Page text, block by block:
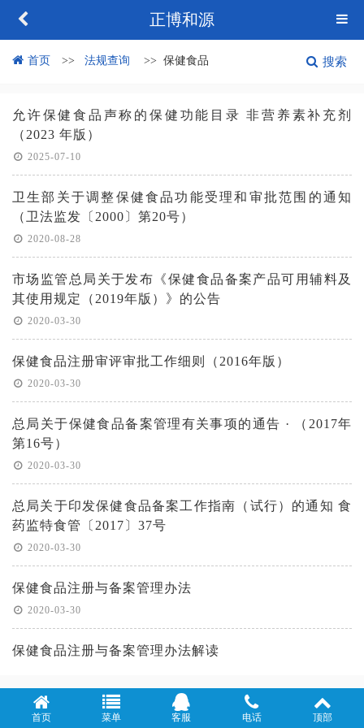
正博和源
首页 法规查询 保健食品 搜索
允许保健食品声称的保健功能目录 非营养素补充剂
（2023 年版）
2025-07-10
卫生部关于调整保健食品功能受理和审批范围的通知
（卫法监发〔2000〕第20号）
2020-08-28
市场监管总局关于发布《保健食品备案产品可用辅料及
其使用规定（2019年版）》的公告
2020-03-30
保健食品注册审评审批工作细则（2016年版）
2020-03-30
总局关于保健食品备案管理有关事项的通告 · （2017年
第16号）
2020-03-30
总局关于印发保健食品备案工作指南（试行）的通知 食
药监特食管〔2017〕37号
2020-03-30
保健食品注册与备案管理办法
2020-03-30
保健食品注册与备案管理办法解读
首页 菜单 客服 电话 顶部